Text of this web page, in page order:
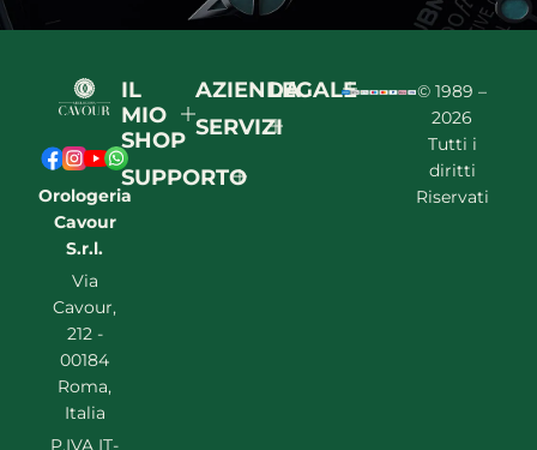
Orologeria
Cavour
S.r.l.
Via
Cavour,
212 -
00184
Roma,
Italia
IL
MIO
SHOP
SUPPORTO
AZIENDA
SERVIZI
LEGALE
© 1989 –
2026
Tutti i
diritti
Riservati